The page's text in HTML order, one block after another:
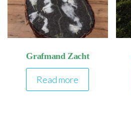
Grafmand Zacht
Read more